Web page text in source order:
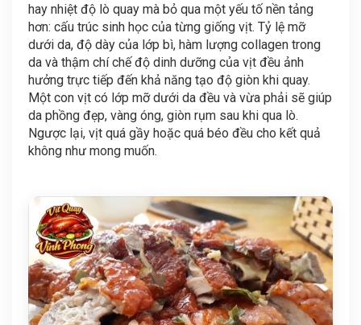
hay nhiệt độ lò quay mà bỏ qua một yếu tố nền tảng
hơn: cấu trúc sinh học của từng giống vịt. Tỷ lệ mỡ
dưới da, độ dày của lớp bì, hàm lượng collagen trong
da và thậm chí chế độ dinh dưỡng của vịt đều ảnh
hưởng trực tiếp đến khả năng tạo độ giòn khi quay.
Một con vịt có lớp mỡ dưới da đều và vừa phải sẽ giúp
da phồng đẹp, vàng óng, giòn rụm sau khi qua lò.
Ngược lại, vịt quá gầy hoặc quá béo đều cho kết quả
không như mong muốn.